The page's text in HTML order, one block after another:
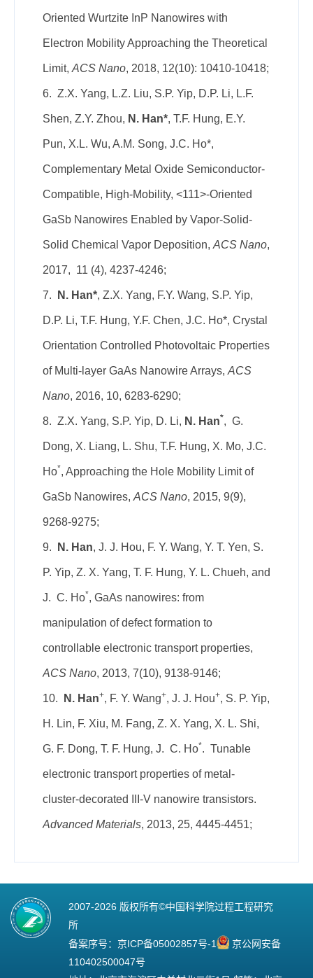
Oriented Wurtzite InP Nanowires with
Electron Mobility Approaching the Theoretical
Limit, ACS Nano, 2018, 12(10): 10410-10418;
6. Z.X. Yang, L.Z. Liu, S.P. Yip, D.P. Li, L.F.
Shen, Z.Y. Zhou, N. Han*, T.F. Hung, E.Y.
Pun, X.L. Wu, A.M. Song, J.C. Ho*,
Complementary Metal Oxide Semiconductor-
Compatible, High-Mobility, <111>-Oriented
GaSb Nanowires Enabled by Vapor-Solid-
Solid Chemical Vapor Deposition, ACS Nano,
2017, 11 (4), 4237-4246;
7. N. Han*, Z.X. Yang, F.Y. Wang, S.P. Yip,
D.P. Li, T.F. Hung, Y.F. Chen, J.C. Ho*, Crystal
Orientation Controlled Photovoltaic Properties
of Multi-layer GaAs Nanowire Arrays, ACS
Nano, 2016, 10, 6283-6290;
8. Z.X. Yang, S.P. Yip, D. Li, N. Han*, G.
Dong, X. Liang, L. Shu, T.F. Hung, X. Mo, J.C.
Ho*, Approaching the Hole Mobility Limit of
GaSb Nanowires, ACS Nano, 2015, 9(9),
9268-9275;
9. N. Han, J. J. Hou, F. Y. Wang, Y. T. Yen, S.
P. Yip, Z. X. Yang, T. F. Hung, Y. L. Chueh, and
J. C. Ho*, GaAs nanowires: from
manipulation of defect formation to
controllable electronic transport properties,
ACS Nano, 2013, 7(10), 9138-9146;
10. N. Han+, F. Y. Wang+, J. J. Hou+, S. P. Yip,
H. Lin, F. Xiu, M. Fang, Z. X. Yang, X. L. Shi,
G. F. Dong, T. F. Hung, J. C. Ho*. Tunable
electronic transport properties of metal-
cluster-decorated III-V nanowire transistors.
Advanced Materials, 2013, 25, 4445-4451;
2007-2026 版权所有©中国科学院过程工程研究
所
备案序号： 京ICP备05002857号-1
京公网安备
110402500047号